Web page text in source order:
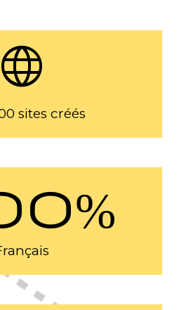
language
sites créés